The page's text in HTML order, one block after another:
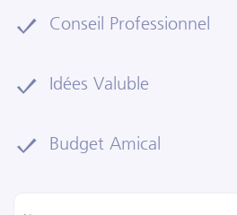
Conseil Professionnel
Idées Valuble
Budget Amical